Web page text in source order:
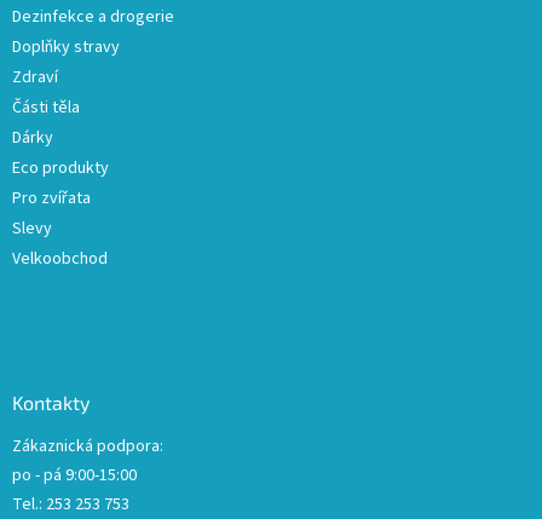
Dezinfekce a drogerie
Doplňky stravy
Zdraví
Části těla
Dárky
Eco produkty
Pro zvířata
Slevy
Velkoobchod
Kontakty
Zákaznická podpora:
po - pá 9:00-15:00
Tel.: 253 253 753